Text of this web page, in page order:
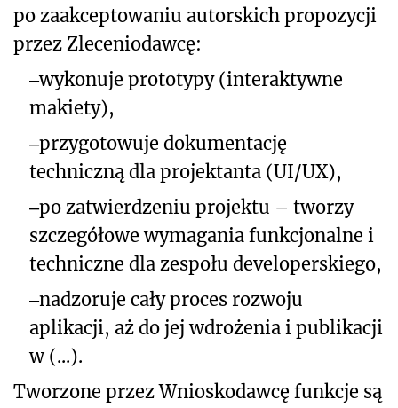
po zaakceptowaniu autorskich propozycji
przez Zleceniodawcę:
‒wykonuje prototypy (interaktywne
makiety),
‒przygotowuje dokumentację
techniczną dla projektanta (UI/UX),
‒po zatwierdzeniu projektu – tworzy
szczegółowe wymagania funkcjonalne i
techniczne dla zespołu developerskiego,
‒nadzoruje cały proces rozwoju
aplikacji, aż do jej wdrożenia i publikacji
w (...).
Tworzone przez Wnioskodawcę funkcje są